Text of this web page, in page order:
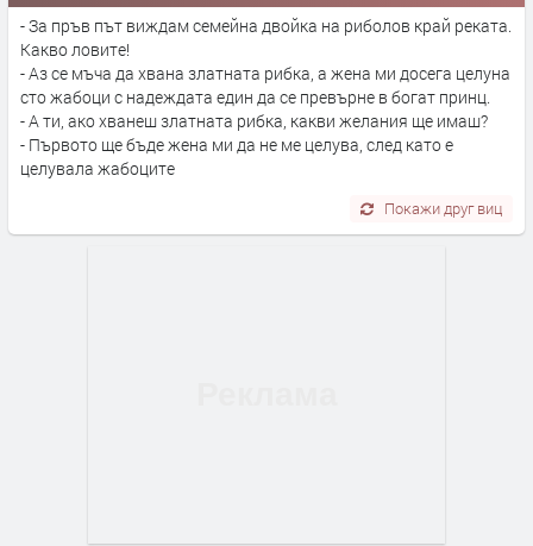
- За пръв път виждам семейна двойка на риболов край реката.
Какво ловите!
- Аз се мъча да хвана златната рибка, а жена ми досега целуна
сто жабоци с надеждата един да се превърне в богат принц.
- А ти, ако хванеш златната рибка, какви желания ще имаш?
- Първото ще бъде жена ми да не ме целува, след като е
целувала жабоците
Покажи друг виц